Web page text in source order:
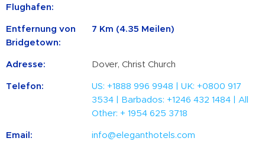
Flughafen:
Entfernung von
Bridgetown:
7 Km (4.35 Meilen)
Adresse: Dover, Christ Church
Telefon:
US: +1888 996 9948 | UK: +0800 917
3534 | Barbados: +1246 432 1484 | All
Other: + 1954 625 3718
Email: info@eleganthotels.com